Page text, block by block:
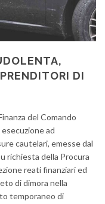
DI
del Comando
ad
cautelari, emesse dal
richiesta della Procura
reati finanziari ed
di dimora nella
temporaneo di